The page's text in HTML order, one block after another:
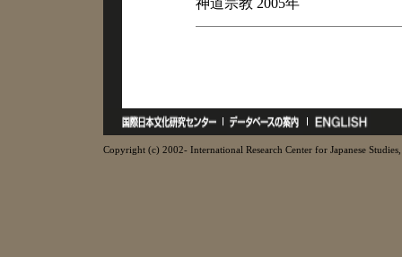
神道宗教 2005年
Copyright (c) 2002- International Research Center for Japanese